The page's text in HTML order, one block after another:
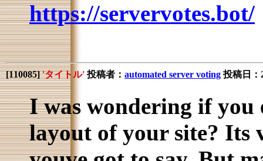
https://servervotes.bot/
[110085]'タイトル'投稿者： automated server voting投稿日：
I was wondering if you
layout of your site? Its